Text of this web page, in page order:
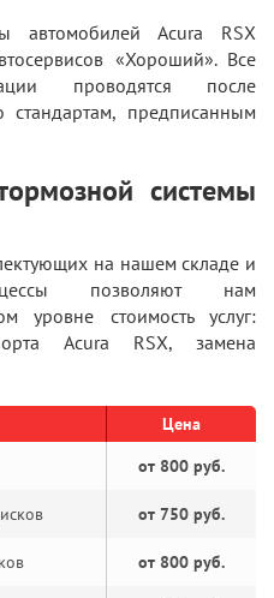
автомобилей Acura RSX
«Хороший». Все
проводятся после
стандартам, предписанным
системы
на нашем складе и
позволяют нам
уровне стоимость услуг:
Acura RSX, замена
Цена
от 800 руб.
от 750 руб.
от 800 руб.